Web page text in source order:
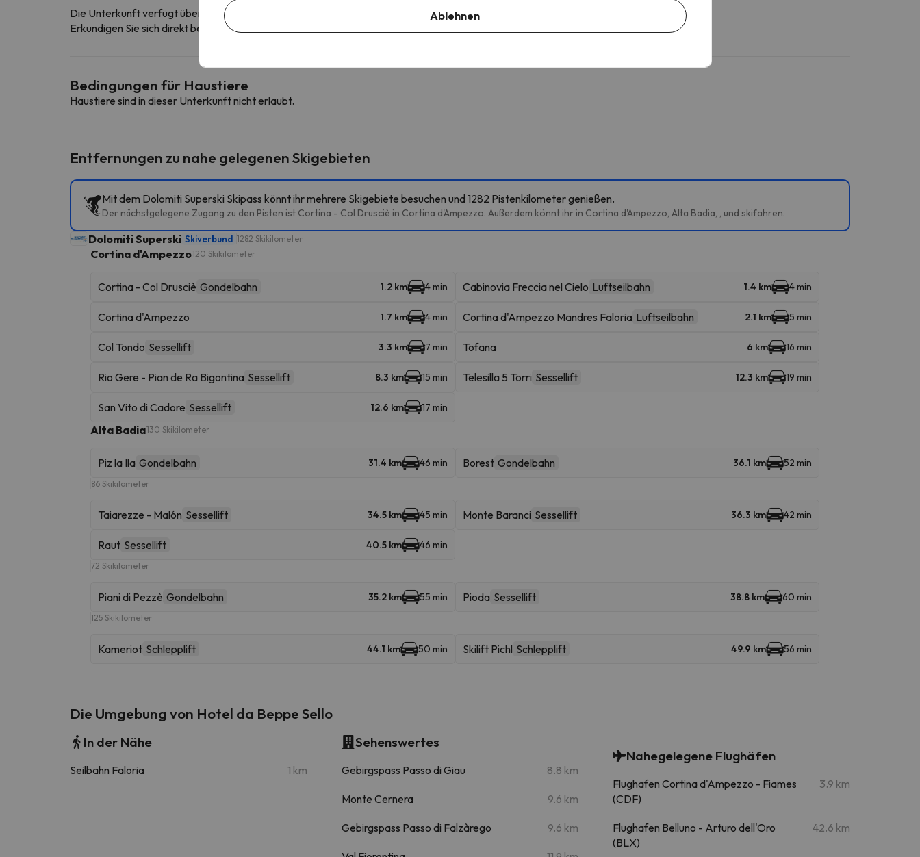
Die Unterkunft verfügt über eine kostenfreie Tiefgarage
Erkundigen Sie sich direkt bei der Unterkunft, ob sie die Möglichkeit bietet, den Parkplatz im Voraus zu buchen.
Bedingungen für Haustiere
Haustiere sind in dieser Unterkunft nicht erlaubt.
Entfernungen zu nahe gelegenen Skigebieten
Mit dem Dolomiti Superski Skipass könnt ihr mehrere Skigebiete besuchen und 1282 Pistenkilometer genießen.
Der nächstgelegene Zugang zu den Pisten ist Cortina - Col Drusciè in Cortina d'Ampezzo. Außerdem könnt ihr in Cortina d'Ampezzo, Alta Badia, , und skifahren.
Dolomiti Superski Skiverbund 1282 Skikilometer
Cortina d'Ampezzo120 Skikilometer
Cortina - Col Drusciè Gondelbahn 1.2 km 4 min Cabinovia Freccia nel Cielo Luftseilbahn 1.4 km 4 min
Cortina d'Ampezzo 1.7 km 4 min Cortina d'Ampezzo Mandres Faloria Luftseilbahn 2.1 km 5 min
Col Tondo Sessellift 3.3 km 7 min Tofana 6 km 16 min
Rio Gere - Pian de Ra Bigontina Sessellift 8.3 km 15 min Telesilla 5 Torri Sessellift 12.3 km 19 min
San Vito di Cadore Sessellift 12.6 km 17 min
Alta Badia130 Skikilometer
Piz la Ila Gondelbahn 31.4 km 46 min Borest Gondelbahn 36.1 km 52 min
86 Skikilometer
Taiarezze - Malón Sessellift 34.5 km 45 min Monte Baranci Sessellift 36.3 km 42 min
Raut Sessellift 40.5 km 46 min
72 Skikilometer
Piani di Pezzè Gondelbahn 35.2 km 55 min Pioda Sessellift 38.8 km 60 min
125 Skikilometer
Kameriot Schlepplift 44.1 km 50 min Skilift Pichl Schlepplift 49.9 km 56 min
Die Umgebung von Hotel da Beppe Sello
In der Nähe
Seilbahn Faloria 1 km
Sehenswertes
Gebirgspass Passo di Giau 8.8 km
Monte Cernera 9.6 km
Gebirgspass Passo di Falzàrego 9.6 km
Nahegelegene Flughäfen
Flughafen Cortina d'Ampezzo - Fiames
(CDF)
3.9 km
Flughafen Belluno - Arturo dell'Oro
(BLX)
42.6 km
Ablehnen